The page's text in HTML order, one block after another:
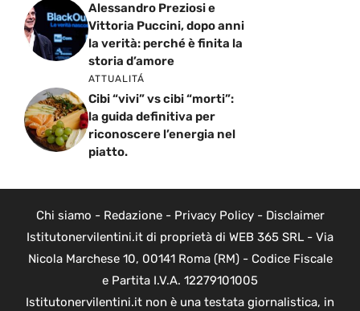
Alessandro Preziosi e
Vittoria Puccini, dopo anni
la verità: perché è finita la
storia d’amore
ATTUALITÁ
Cibi “vivi” vs cibi “morti”:
la guida definitiva per
riconoscere l’energia nel
piatto.
Chi siamo - Redazione- Privacy Policy- Disclaimer
Istitutonervilentini.it di proprietà di WEB 365 SRL - Via
Nicola Marchese 10, 00141 Roma (RM) - Codice Fiscale
e Partita I.V.A. 12279101005
Istitutonervilentini.it non è una testata giornalistica, in